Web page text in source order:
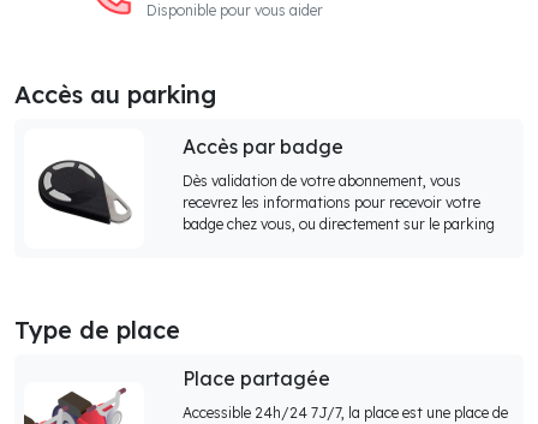
Disponible pour vous aider
Accès au parking
Accès par badge
Dès validation de votre abonnement, vous
recevrez les informations pour recevoir votre
badge chez vous, ou directement sur le parking
Type de place
Place partagée
Accessible 24h/24 7J/7, la place est une place de